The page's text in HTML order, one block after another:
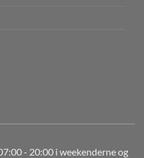
- 20:00 i weekenderne og